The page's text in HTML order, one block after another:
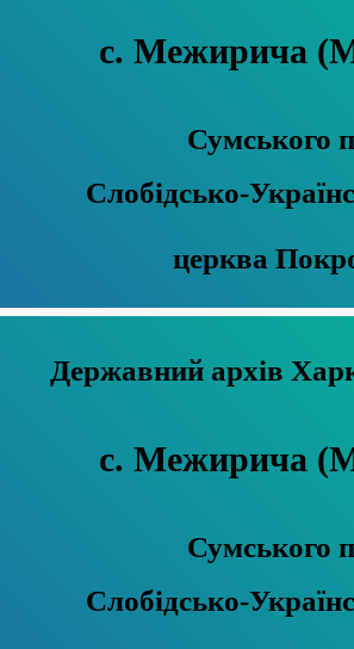
с. Межирича
Сумського
Слобідсько-
церква
с. Межирича
Сумського
Слобідсько-